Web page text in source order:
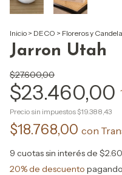
Inicio > DECO > Floreros y
Jarron Utah
$27.600,00
$23.460,00
Precio sin impuestos $19.388,43
$18.768,00 con
9 cuotas sin interés de
20% de descuento